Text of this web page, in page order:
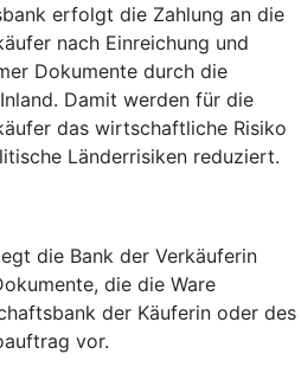
erfolgt die Zahlung an die
nach Einreichung und
Dokumente durch die
Damit werden für die
das wirtschaftliche Risiko
Länderrisiken reduziert.
die Bank der Verkäuferin
die die Ware
der Käuferin oder des
vor.